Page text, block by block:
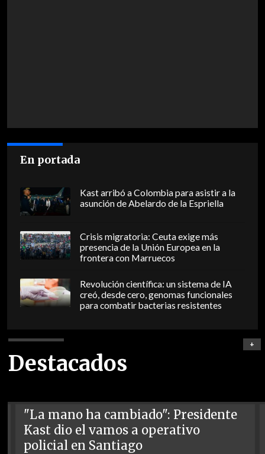
En portada
Kast arribó a Colombia para asistir a la
asunción de Abelardo de la Espriella
Crisis migratoria: Ceuta exige más
presencia de la Unión Europea en la
frontera con Marruecos
Revolución científica: un sistema de IA
creó, desde cero, genomas funcionales
para combatir bacterias resistentes
Destacados
+
"La mano ha cambiado": Presidente
Kast dio el vamos a operativo
policial en Santiago